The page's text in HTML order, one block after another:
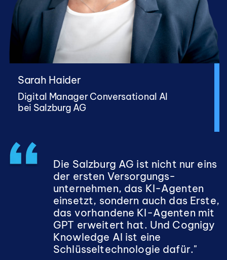
Sarah Haider
Digital Manager Conversational AI
bei Salzburg AG
Die Salzburg AG ist nicht nur eins
der ersten Versorgungs-
unternehmen, das KI-Agenten
einsetzt, sondern auch das Erste,
das vorhandene KI-Agenten mit
GPT erweitert hat. Und Cognigy
Knowledge AI ist eine
Schlüsseltechnologie dafür."